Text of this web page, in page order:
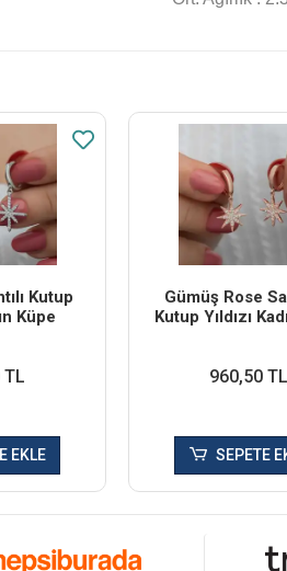
Kutup
Küpe
TL
EKLE
Gümüş Rose
Kutup Yıldızı
960,50 TL
SEPETE